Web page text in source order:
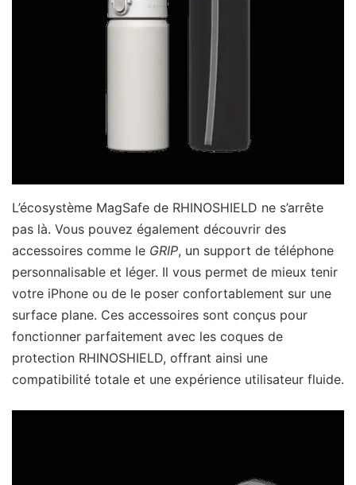
L’écosystème MagSafe de RHINOSHIELD ne s’arrête
pas là. Vous pouvez également découvrir des
accessoires comme le GRIP, un support de téléphone
personnalisable et léger. Il vous permet de mieux tenir
votre iPhone ou de le poser confortablement sur une
surface plane. Ces accessoires sont conçus pour
fonctionner parfaitement avec les coques de
protection RHINOSHIELD, offrant ainsi une
compatibilité totale et une expérience utilisateur fluide.